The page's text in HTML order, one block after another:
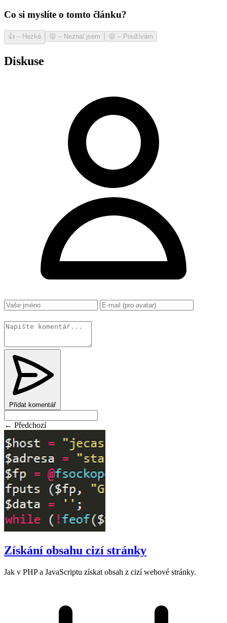
Co si myslíte o tomto článku?
👍 – Hezké 😲 – Neznal jsem 😝 – Používám
Diskuse
Přidat komentář
← Předchozí
Získání obsahu cizí stránky
Jak v PHP a JavaScriptu získat obsah z cizí webové stránky.